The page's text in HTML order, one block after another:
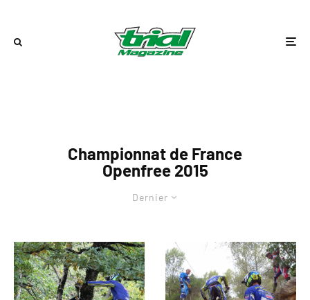
Championnat de France
Openfree 2015
Dernier